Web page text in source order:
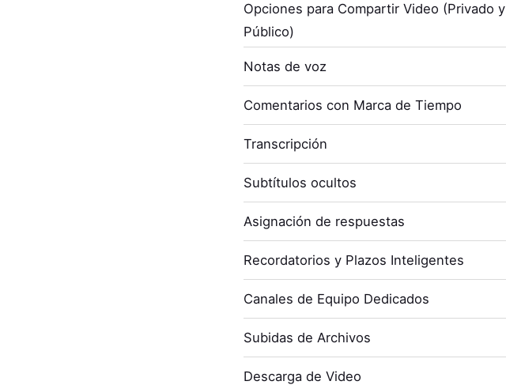
Opciones para Compartir Video (Privado y
Público)
Notas de voz
Comentarios con Marca de Tiempo
Transcripción
Subtítulos ocultos
Asignación de respuestas
Recordatorios y Plazos Inteligentes
Canales de Equipo Dedicados
Subidas de Archivos
Descarga de Video